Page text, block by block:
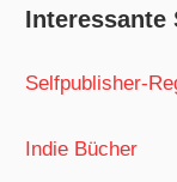
Interessante
Selfpublisher-
Indie Bücher